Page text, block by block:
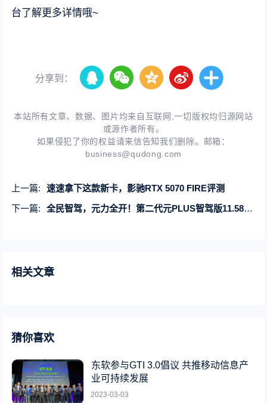
台了解更多详情哦~
分享到：
本站所有文章、数据、图片均来自互联网,一切版权均归源网站
或源作者所有。
如果侵犯了你的权益请来信告知我们删除。邮箱：
business@qudong.com
上一篇:
速速拿下这款新卡，影驰RTX 5070 FIRE评测
下一篇:
全民智驾，元力全开！第二代元PLUS智驾版11.58万元起震撼上市
相关文章
猜你喜欢
东软参与GTI 3.0倡议 共推移动信息产
业可持续发展
2023-03-03